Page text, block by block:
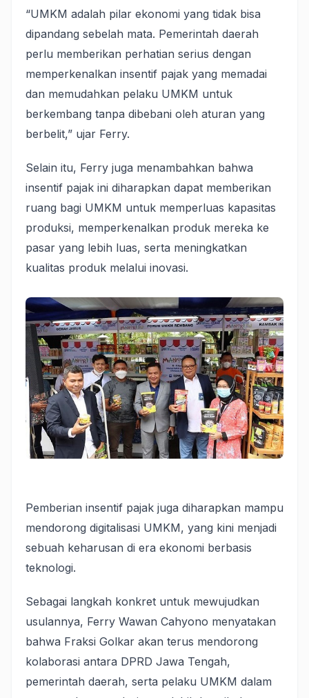
“UMKM adalah pilar ekonomi yang tidak bisa
dipandang sebelah mata. Pemerintah daerah
perlu memberikan perhatian serius dengan
memperkenalkan insentif pajak yang memadai
dan memudahkan pelaku UMKM untuk
berkembang tanpa dibebani oleh aturan yang
berbelit,” ujar Ferry.
Selain itu, Ferry juga menambahkan bahwa
insentif pajak ini diharapkan dapat memberikan
ruang bagi UMKM untuk memperluas kapasitas
produksi, memperkenalkan produk mereka ke
pasar yang lebih luas, serta meningkatkan
kualitas produk melalui inovasi.
Pemberian insentif pajak juga diharapkan mampu
mendorong digitalisasi UMKM, yang kini menjadi
sebuah keharusan di era ekonomi berbasis
teknologi.
Sebagai langkah konkret untuk mewujudkan
usulannya, Ferry Wawan Cahyono menyatakan
bahwa Fraksi Golkar akan terus mendorong
kolaborasi antara DPRD Jawa Tengah,
pemerintah daerah, serta pelaku UMKM dalam